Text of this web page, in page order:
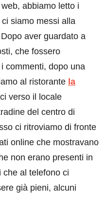
abbiamo letto i
siamo messi alla
aver guardato a
che fossero
commenti, dopo una
al ristorante la
verso il locale
del centro di
ci ritroviamo di fronte
online che mostravano
non erano presenti in
che al telefono ci
già pieni, alcuni